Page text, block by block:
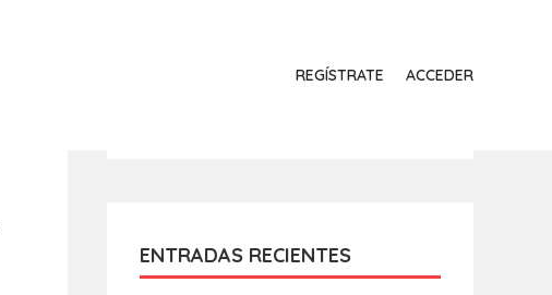
REGÍSTRATE ACCEDER
ENTRADAS RECIENTES